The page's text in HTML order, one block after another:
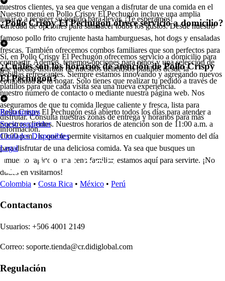
nuestros clientes, ya sea que vengan a disfrutar de una comida en el
lugar o a recoger su pedido para llevar. ¡Te esperamos!
Nuestro menú en Pollo Crispy El Pechugón incluye una amplia
variedad de opciones para satisfacer todos los gustos. Desde nuestro
famoso pollo frito crujiente hasta hamburguesas, hot dogs y ensaladas
frescas. También ofrecemos combos familiares que son perfectos para
compartir. Además, tenemos opciones para niños y una selección de
bebidas refrescantes. Siempre estamos innovando y agregando nuevos
platillos para que cada visita sea una nueva experiencia.
¿Pollo Crispy El Pechugón ofrece servicio a domicilio?
Sí, en Pollo Crispy El Pechugón ofrecemos servicio a domicilio para
que puedas disfrutar de nuestros deliciosos platillos desde la
comodidad de tu hogar. Solo tienes que realizar tu pedido a través de
nuestro número de contacto o mediante nuestra página web. Nos
aseguramos de que tu comida llegue caliente y fresca, lista para
disfrutar. Consulta nuestras zonas de entrega y horarios para más
información.
¿Cuáles son los horarios de atención de Pollo Crispy
El Pechugón?
Pollo Crispy El Pechugón está abierto todos los días para atender a
nuestros clientes. Nuestros horarios de atención son de 11:00 a.m. a
10:00 p.m., lo que te permite visitarnos en cualquier momento del día
para disfrutar de una deliciosa comida. Ya sea que busques un
almuerzo rápido o una cena familiar, estamos aquí para servirte. ¡No
dudes en visitarnos!
Restaurantes
Socio repartidor
Ciudades Disponibles
Legal
Colombia • Costa Rica • México • Perú
Contactanos
Usuarios: +506 4001 2149
Correo: soporte.tienda@cr.didiglobal.com
Regulación